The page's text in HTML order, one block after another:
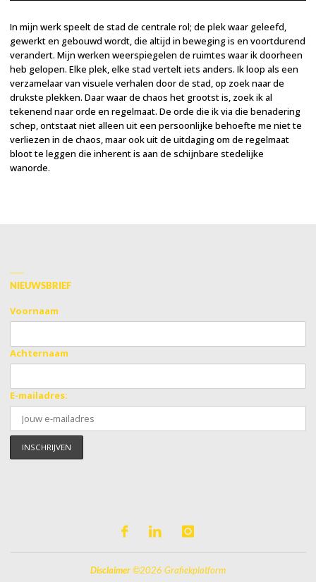
In mijn werk speelt de stad de centrale rol; de plek waar geleefd,
gewerkt en gebouwd wordt, die altijd in beweging is en voortdurend
verandert. Mijn werken weerspiegelen de ruimtes waar ik doorheen
heb gelopen. Elke plek, elke stad vertelt iets anders. Ik loop als een
verzamelaar van visuele verhalen door de stad, op zoek naar de
drukste plekken. Daar waar de chaos het grootst is, zoek ik al
tekenend naar orde en regelmaat. De orde die ik via die benadering
schep, ontstaat niet alleen uit een persoonlijke behoefte me niet te
verliezen in de chaos, maar ook uit de uitdaging om de regelmaat
bloot te leggen die inherent is aan de schijnbare stedelijke
wanorde.
NIEUWSBRIEF
Voornaam
Achternaam
E-mailadres:
Disclaimer©2026 Grafiekplatform